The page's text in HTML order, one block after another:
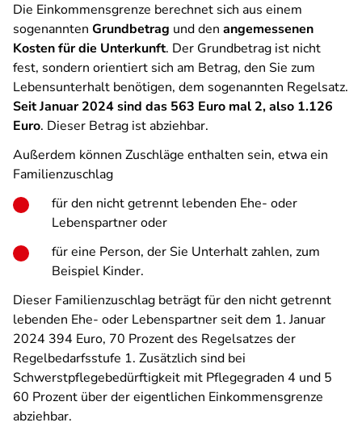
Die Einkommensgrenze berechnet sich aus einem
sogenannten Grundbetrag und den angemessenen
Kosten für die Unterkunft. Der Grundbetrag ist nicht
fest, sondern orientiert sich am Betrag, den Sie zum
Lebensunterhalt benötigen, dem sogenannten Regelsatz.
Seit Januar 2024 sind das 563 Euro mal 2, also 1.126
Euro. Dieser Betrag ist abziehbar.
Außerdem können Zuschläge enthalten sein, etwa ein
Familienzuschlag
für den nicht getrennt lebenden Ehe- oder
Lebenspartner oder
für eine Person, der Sie Unterhalt zahlen, zum
Beispiel Kinder.
Dieser Familienzuschlag beträgt für den nicht getrennt
lebenden Ehe- oder Lebenspartner seit dem 1. Januar
2024 394 Euro, 70 Prozent des Regelsatzes der
Regelbedarfsstufe 1. Zusätzlich sind bei
Schwerstpflegebedürftigkeit mit Pflegegraden 4 und 5
60 Prozent über der eigentlichen Einkommensgrenze
abziehbar.